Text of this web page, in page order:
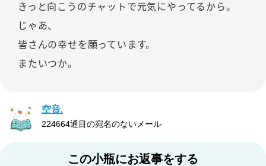
きっと向こうのチャットで元気にやってるから。
じゃあ、
皆さんの幸せを願っています。
またいつか。
空音.
224664通目の宛名のないメール
この小瓶にお返事をする